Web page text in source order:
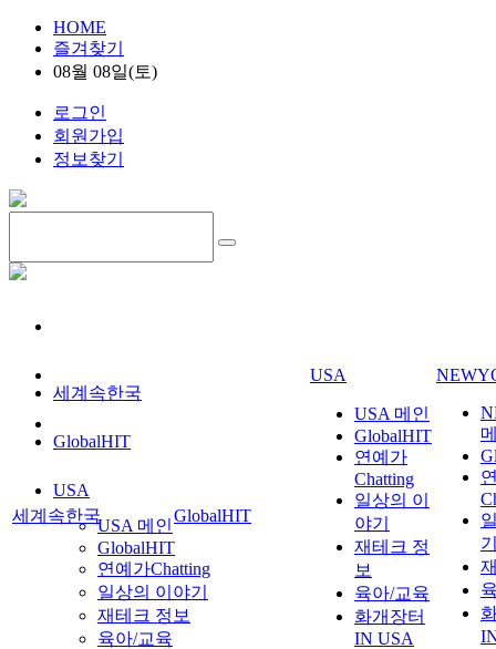
HOME
즐겨찾기
08월 08일(토)
로그인
회원가입
정보찾기
세계속한국
GlobalHIT
USA
USA 메인
GlobalHIT
연예가Chatting
일상의 이야기
재테크 정보
육아/교육
세계속한국 GlobalHIT
USA
USA 메인
GlobalHIT
연예가
Chatting
일상의 이
야기
재테크 정
보
육아/교육
화개장터
IN USA